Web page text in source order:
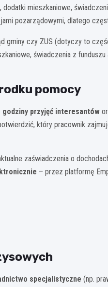
mieszkaniowe,
pozarządowymi, dlatego
gminy czy ZUS (dotyczy to
świadczenia z
pomocy
godziny przyjęć interesantów
który pracownik
zaświadczenia o
– przez platformę
specjalistyczne (np.